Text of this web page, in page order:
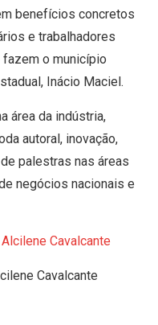
benefícios concretos
e trabalhadores
o município
Inácio Maciel.
área da indústria,
autoral, inovação,
palestras nas áreas
negócios nacionais e
Cavalcante